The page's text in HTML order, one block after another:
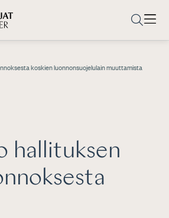
koskien luonnonsuojelulain muuttamista
hallituksen